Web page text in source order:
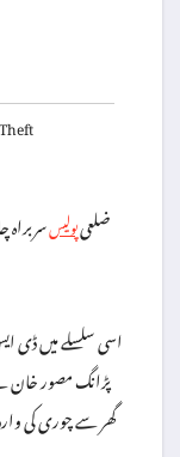
ضلعیپولیس
اسی سلسلے میں ڈی
پڑانگ مصور خان
گھر سے چوری کی